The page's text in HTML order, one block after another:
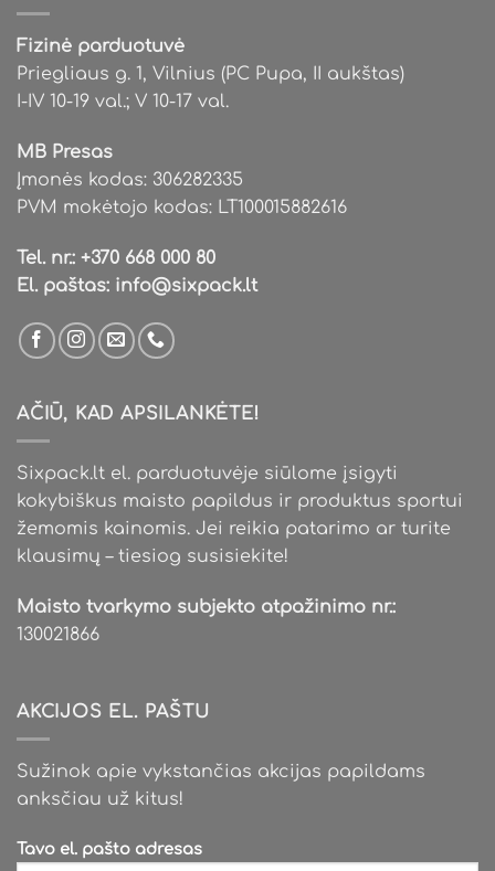
Fizinė parduotuvė
Priegliaus g. 1, Vilnius (PC Pupa, II aukštas)
I-IV 10-19 val.; V 10-17 val.
MB Presas
Įmonės kodas: 306282335
PVM mokėtojo kodas: LT100015882616
Tel. nr.: +370 668 000 80
El. paštas: info@sixpack.lt
AČIŪ, KAD APSILANKĖTE!
Sixpack.lt el. parduotuvėje siūlome įsigyti
kokybiškus maisto papildus ir produktus sportui
žemomis kainomis. Jei reikia patarimo ar turite
klausimų – tiesiog susisiekite!
Maisto tvarkymo subjekto atpažinimo nr.:
130021866
AKCIJOS EL. PAŠTU
Sužinok apie vykstančias akcijas papildams
anksčiau už kitus!
Tavo el. pašto adresas